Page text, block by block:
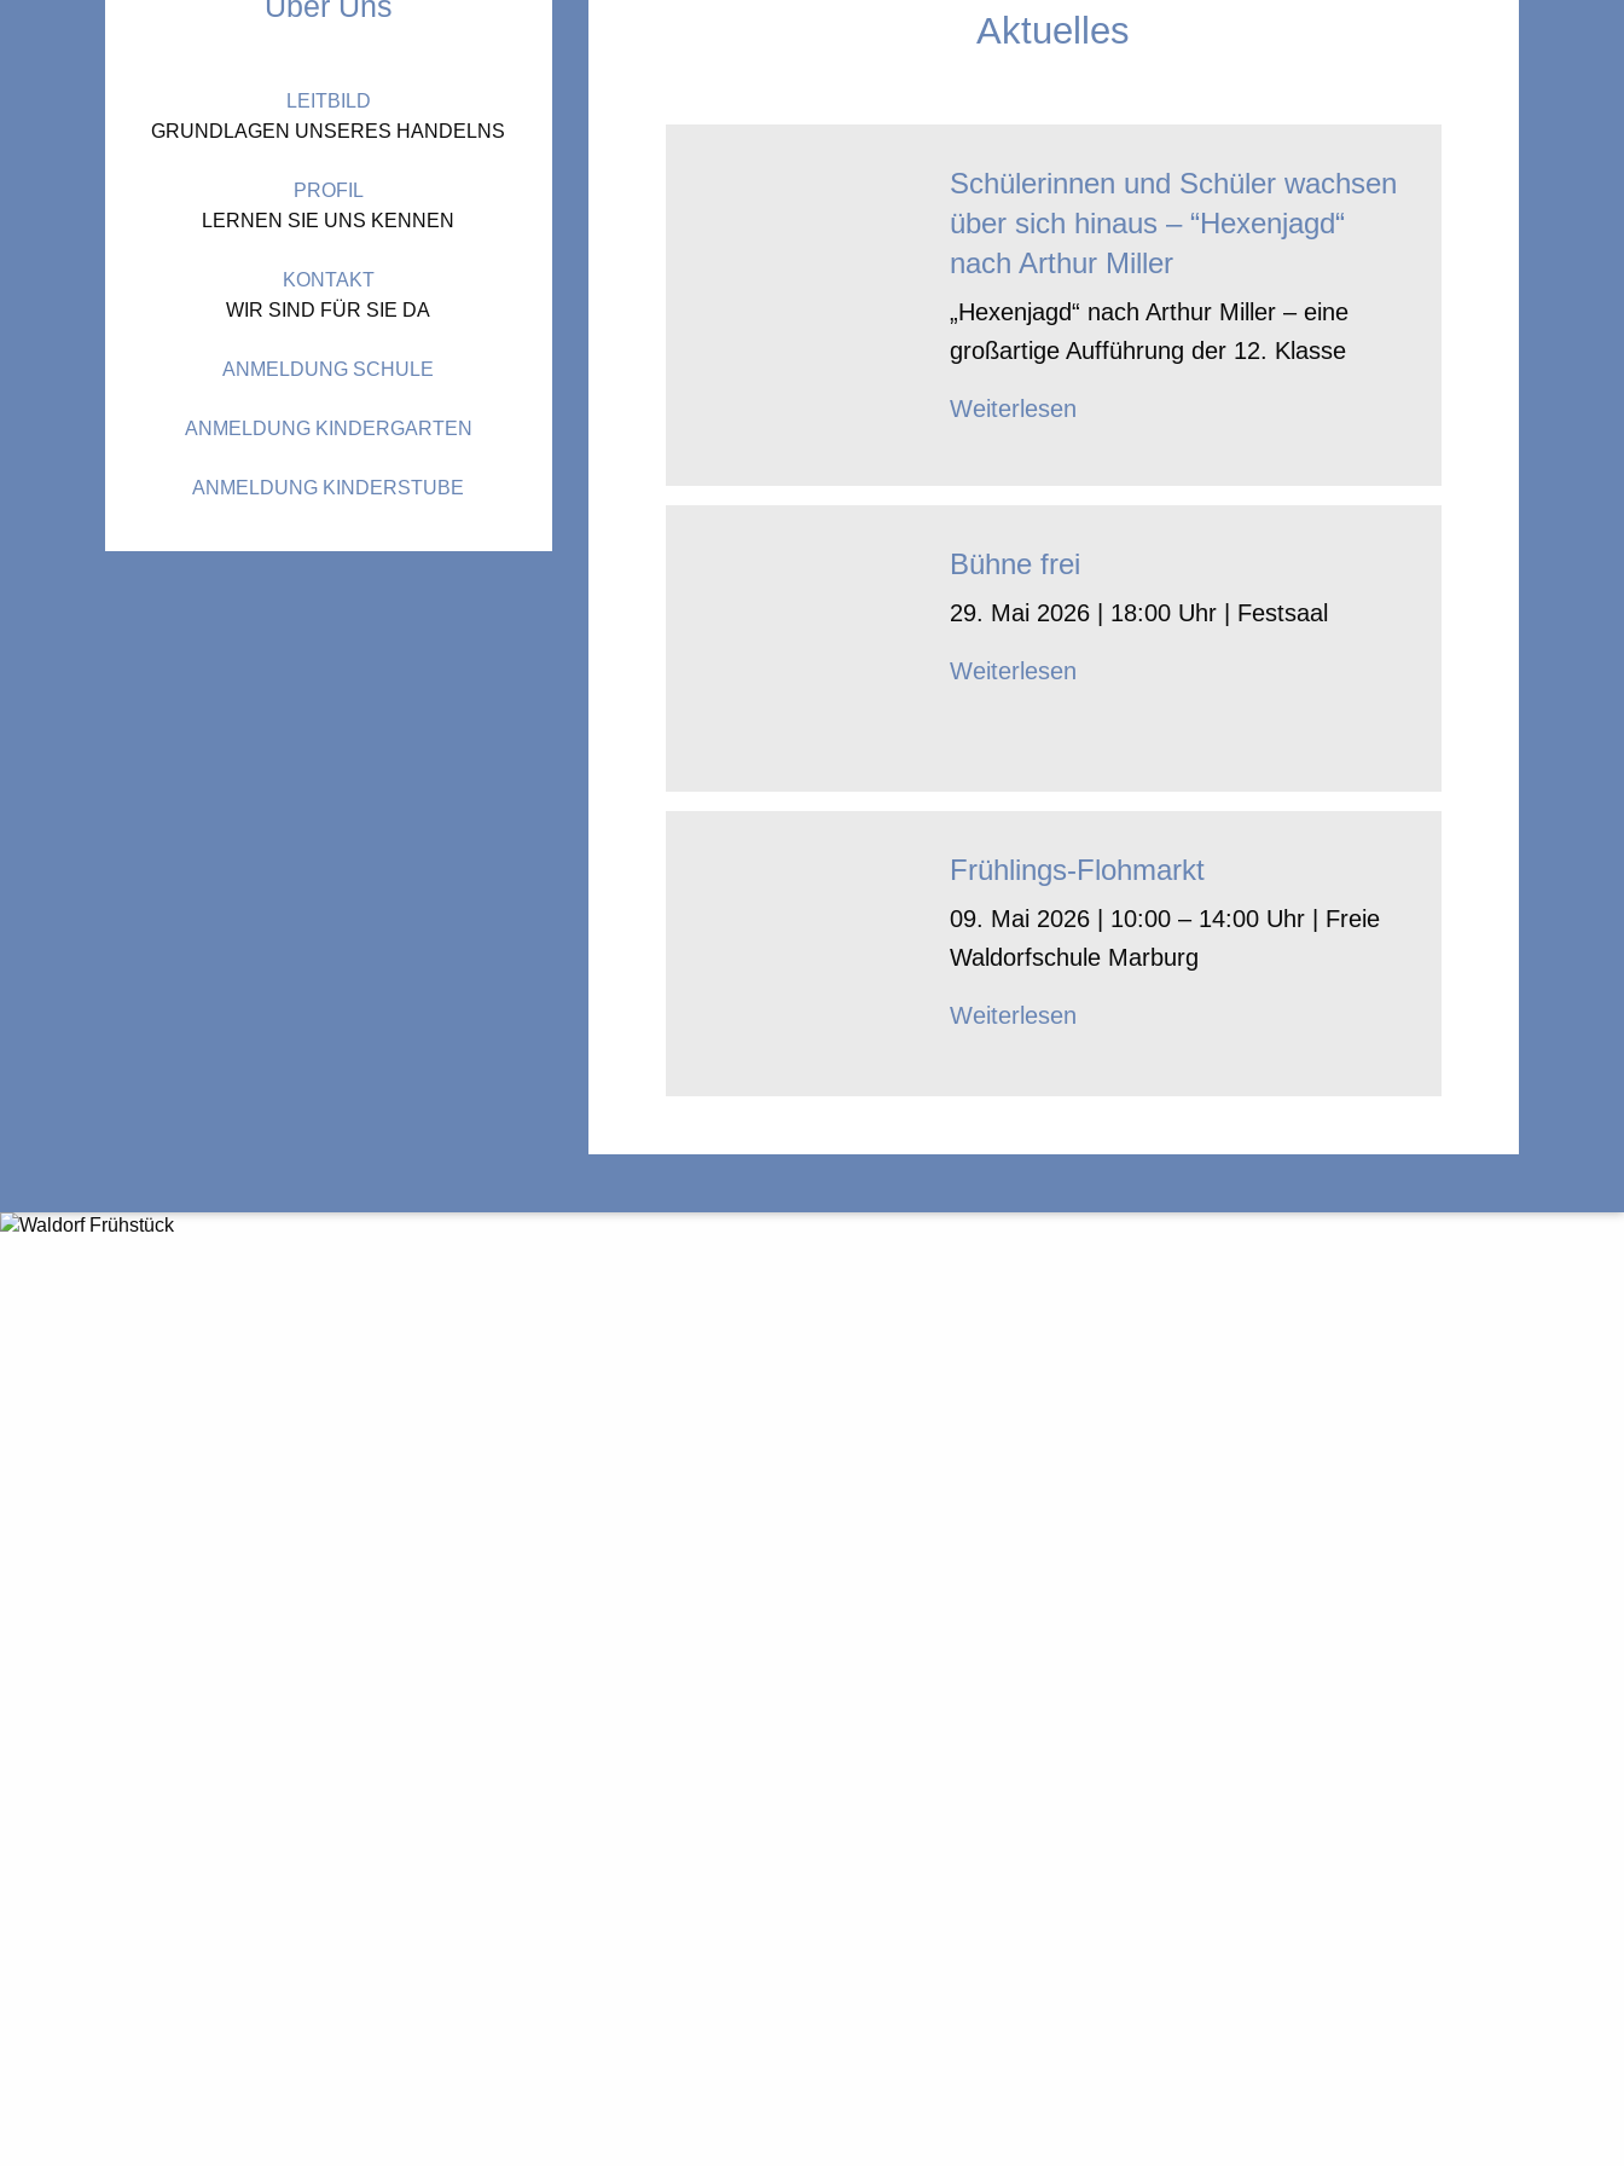
LEITBILD
GRUNDLAGEN UNSERES HANDELNS
PROFIL
LERNEN SIE UNS KENNEN
KONTAKT
WIR SIND FÜR SIE DA
ANMELDUNG SCHULE
ANMELDUNG KINDERGARTEN
ANMELDUNG KINDERSTUBE
Aktuelles
Schülerinnen und Schüler wachsen
über sich hinaus – “Hexenjagd“
nach Arthur Miller
„Hexenjagd“ nach Arthur Miller – eine
großartige Aufführung der 12. Klasse
Weiterlesen
Bühne frei
29. Mai 2026 | 18:00 Uhr | Festsaal
Weiterlesen
Frühlings-Flohmarkt
09. Mai 2026 | 10:00 – 14:00 Uhr | Freie
Waldorfschule Marburg
Weiterlesen